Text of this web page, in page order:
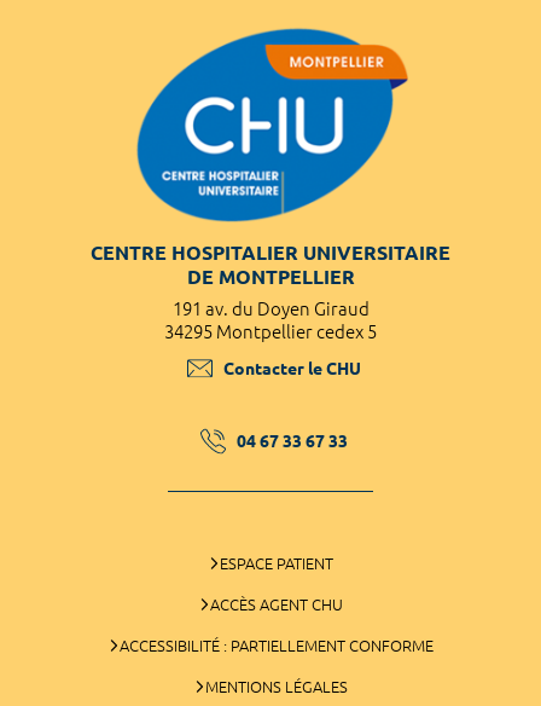
CENTRE HOSPITALIER UNIVERSITAIRE
DE MONTPELLIER
191 av. du Doyen Giraud
34295 Montpellier cedex 5
Contacter le CHU
04 67 33 67 33
ESPACE PATIENT
ACCÈS AGENT CHU
ACCESSIBILITÉ : PARTIELLEMENT CONFORME
MENTIONS LÉGALES